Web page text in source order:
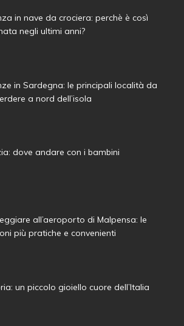
in nave da crociera: perchè è così
negli ultimi anni?
in Sardegna: le principali località da
a nord dell’isola
dove andare con i bambini
all’aeroporto di Malpensa: le
più pratiche e convenienti
un piccolo gioiello cuore dell’Italia